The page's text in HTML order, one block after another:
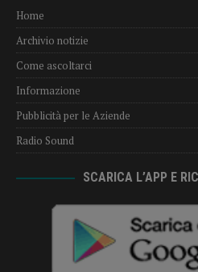
Home
Archivio notizie
Come ascoltarci
Informazione
Pubblicità per le Aziende
Radio Sound
SCARICA L’APP E